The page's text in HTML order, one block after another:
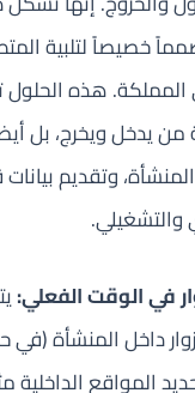
خصيصاً لتلبية
المملكة. هذه
يدخل ويخرج، بل
وتقديم
والتشغيلي.
في الوقت الفعلي:
داخل المنشأة (في